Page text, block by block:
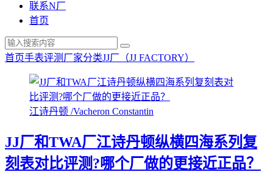
联系N厂
首页
首页手表评测 厂家分类JJ厂（JJ FACTORY）
江诗丹顿 /Vacheron Constantin
JJ厂和TWA厂江诗丹顿纵横四海系列复
刻表对比评测?哪个厂做的更接近正品？